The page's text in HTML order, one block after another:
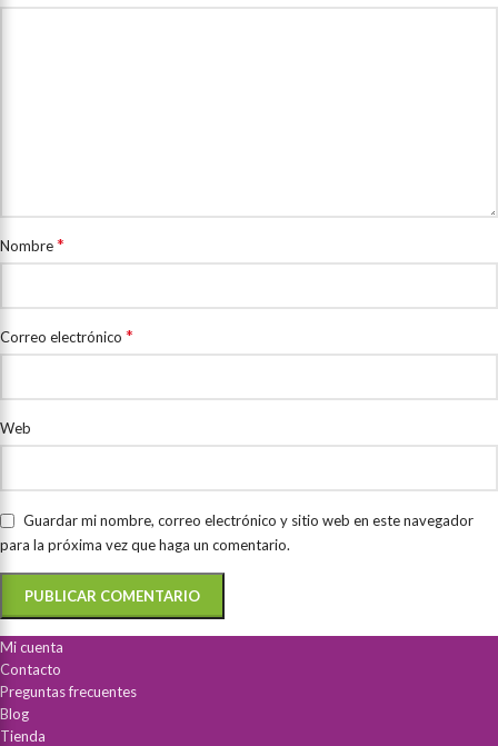
Nombre*
Correo electrónico *
Web
Guardar mi nombre, correo electrónico y sitio web en este navegador
para la próxima vez que haga un comentario.
Mi cuenta
Contacto
Preguntas frecuentes
Blog
Tienda